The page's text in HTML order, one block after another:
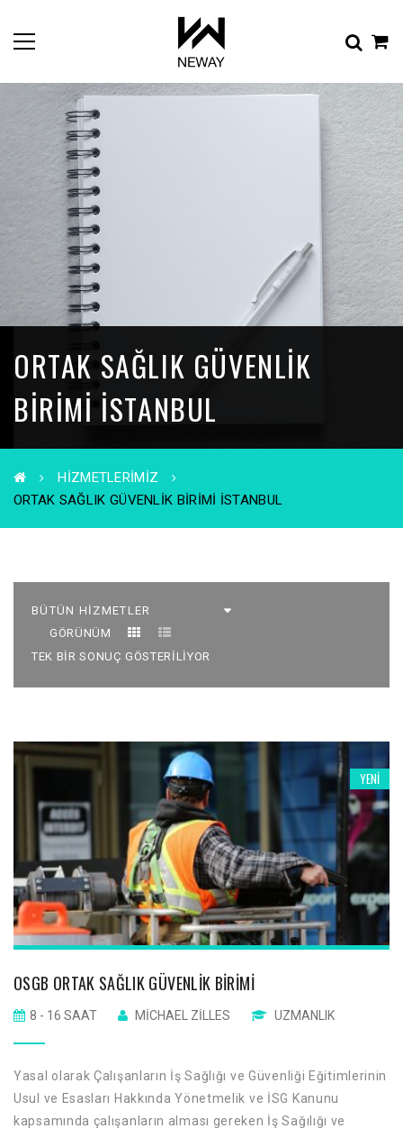
ORTAK SAĞLIK GÜVENLIK
BIRIMI ISTANBUL
HIZMETLERIMIZ
ORTAK SAĞLIK GÜVENLIK BIRIMI ISTANBUL
GÖRÜNÜM
TEK BIR SONUÇ GÖSTERILIYOR
YENI
OSGB ORTAK SAĞLIK GÜVENLIK BIRIMI
8 - 16 SAAT MICHAEL ZILLES UZMANLIK
Yasal olarak Çalışanların İş Sağlığı ve Güvenliği Eğitimlerinin
Usul ve Esasları Hakkında Yönetmelik ve İSG Kanunu
kapsamında çalışanların alması gereken İş Sağılığı ve